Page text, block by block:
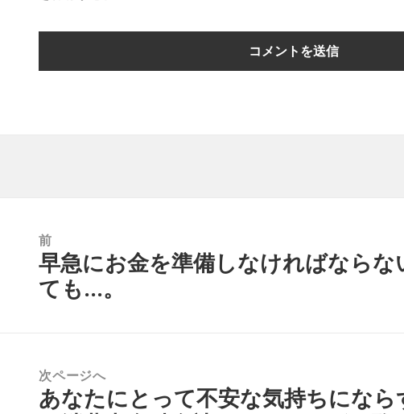
前
前
の
早急にお金を準備しなければならな
ても…。
次ページへ
次
あなたにとって不安な気持ちにな